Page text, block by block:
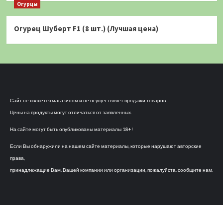
Огурцы
Огурец Шуберт F1 (8 шт.) (Лучшая цена)
Сайт не является магазином и не осуществляет продажи товаров.
Цены на продукты могут отличаться от заявленных.
На сайте могут быть опубликованы материалы 18+!
Если Вы обнаружили на нашем сайте материалы, которые нарушают авторские
права,
принадлежащие Вам, Вашей компании или организации, пожалуйста, сообщите нам.